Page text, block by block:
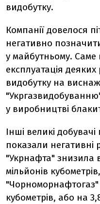
видобутку.
Компанії довелося
негативно
у майбутньому. Саме
експлуатація
видобутку на
у виробництві
Інші великі
показали негативні
"Укрнафта" знизила
мільйонів
"Чорноморнафтогаз"
кубометрів, або на